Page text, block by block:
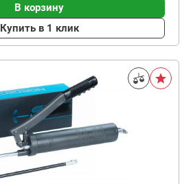
В корзину
Купить в 1 клик